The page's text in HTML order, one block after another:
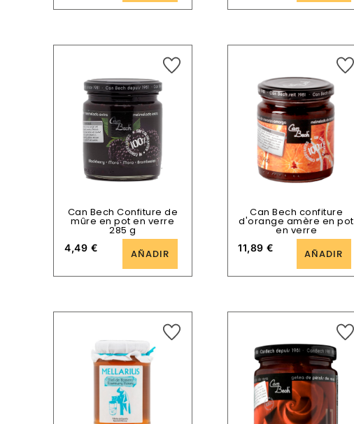
Can Bech Confiture de
mûre en pot en verre
285 g
4,49 € AÑADIR
Can Bech confiture
d'orange amère en pot
en verre
11,89€ AÑADIR